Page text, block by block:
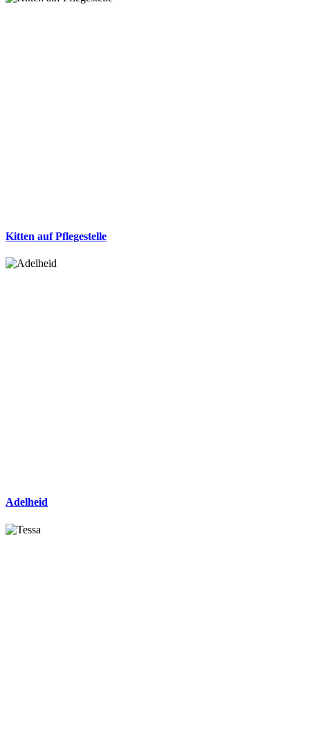
Kitten auf Pflegestelle
Adelheid